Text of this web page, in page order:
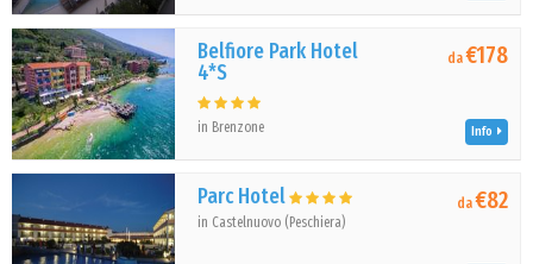
Belfiore Park Hotel
4*S
in Brenzone
da€178
Info
Parc Hotel
in Castelnuovo (Peschiera)
da€82